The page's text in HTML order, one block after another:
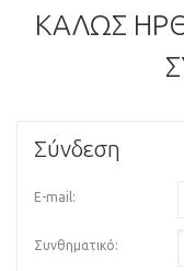
ΚΑΛΏΣ
Σύνδεση
E-mail:
Συνθηματικό: